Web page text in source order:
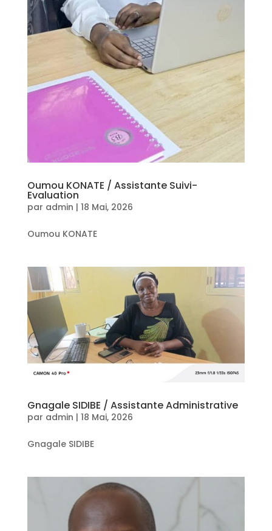
Oumou KONATE / Assistante Suivi-
Evaluation
par admin | 18 Mai, 2026
Oumou KONATE
Gnagale SIDIBE / Assistante Administrative
par admin | 18 Mai, 2026
Gnagale SIDIBE